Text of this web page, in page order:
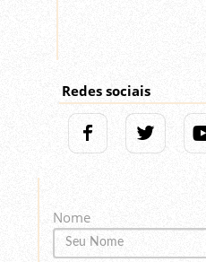
Redes sociais
Nome